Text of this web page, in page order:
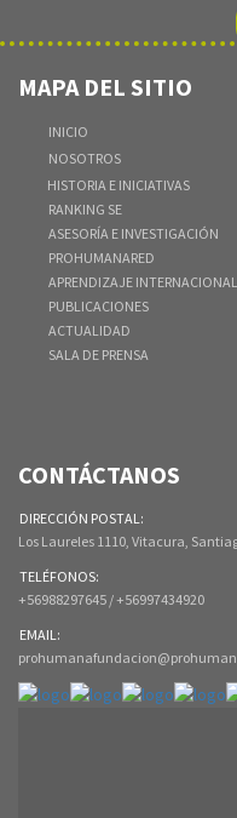
MAPA DEL SITIO
INICIO
NOSOTROS
HISTORIA E INICIATIVAS
RANKING SE
ASESORÍA E INVESTIGACIÓN
PROHUMANARED
APRENDIZAJE INTERNACIONAL
PUBLICACIONES
ACTUALIDAD
SALA DE PRENSA
CONTÁCTANOS
DIRECCIÓN POSTAL:
Los Laureles 1110, Vitacura,
TELÉFONOS:
+56988297645 / +56997434920
EMAIL: